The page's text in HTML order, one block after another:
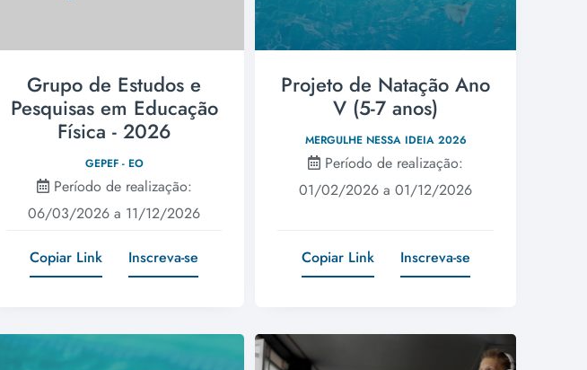
Grupo de Estudos e
Pesquisas em Educação
Física - 2026
GEPEF - EO
Período de realização:
06/03/2026 a 11/12/2026
Copiar Link Inscreva-se
Projeto de Natação Ano
V (5-7 anos)
MERGULHE NESSA IDEIA 2026
Período de realização:
01/02/2026 a 01/12/2026
Copiar Link Inscreva-se